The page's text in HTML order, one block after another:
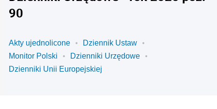
90
Akty ujednolicone
Dziennik Ustaw
Monitor Polski
Dzienniki Urzędowe
Dzienniki Unii Europejskiej